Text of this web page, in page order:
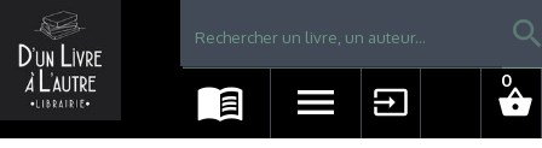
Librairie D'un livre à l'autre - Avranches
menu_book menu input shopping_basket
0